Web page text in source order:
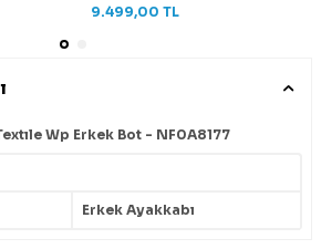
9.499,00 TL
Wp Erkek Bot - NF0A8177
Erkek Ayakkabı